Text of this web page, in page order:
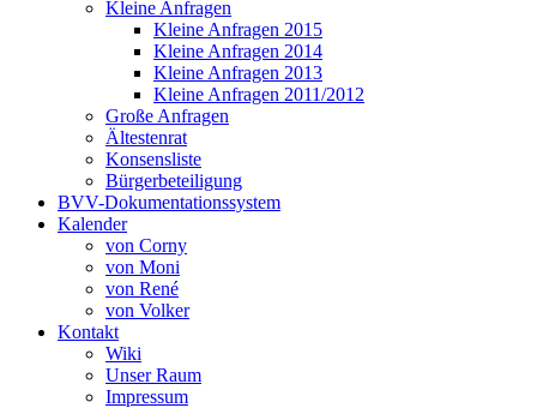
Kleine Anfragen
Kleine Anfragen 2015
Kleine Anfragen 2014
Kleine Anfragen 2013
Kleine Anfragen 2011/2012
Große Anfragen
Ältestenrat
Konsensliste
Bürgerbeteiligung
BVV-Dokumentationssystem
Kalender
von Corny
von Moni
von René
von Volker
Kontakt
Wiki
Unser Raum
Impressum